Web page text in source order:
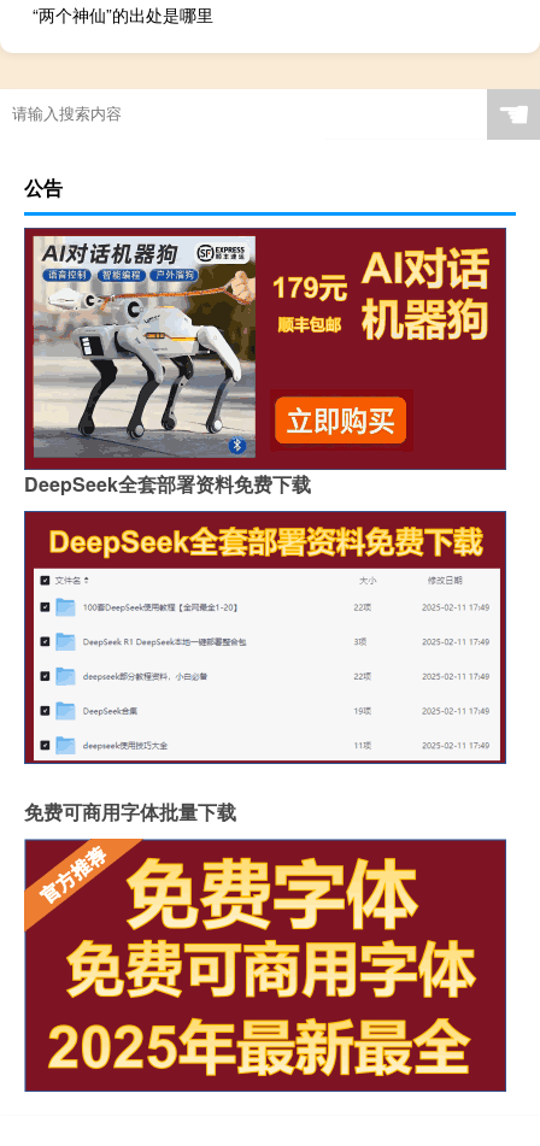
“两个神仙”的出处是哪里
☚
公告
DeepSeek全套部署资料免费下载
免费可商用字体批量下载